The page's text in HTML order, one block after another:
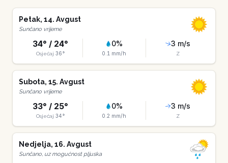
Petak, 14. Avgust
Sunčano vrijeme
34° / 24°
Osjećaj 36°
0%
0.1 mm/h
3 m/s
Z
Subota, 15. Avgust
Sunčano vrijeme
33° / 25°
Osjećaj 34°
0%
0.2 mm/h
3 m/s
Z
Nedjelja, 16. Avgust
Sunčano, uz mogućnost pljuska